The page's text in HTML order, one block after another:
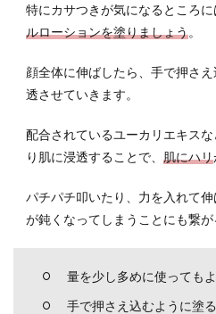
特にカサつきが気になるところに
ルローションを塗りましょう。
顔全体に伸ばしたら、手で押さ
透させていきます。
配合されているユーカリエキス
り肌に浸透することで、 肌にハリ
パチパチ叩いたり、力を入れて
が鈍くなってしまうことにも繋が
量を少し多めに使っても
手で押さえ込むように塗る